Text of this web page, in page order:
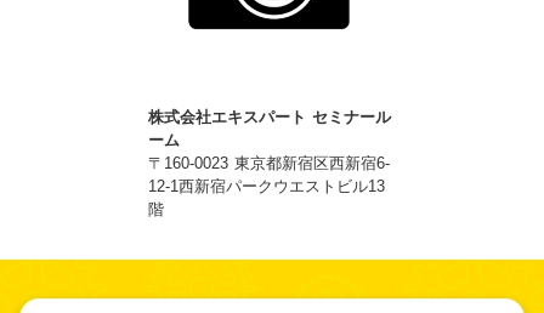
株式会社エキスパート セミナール
ーム
〒160-0023 東京都新宿区西新宿6-
12-1西新宿パークウエストビル13
階